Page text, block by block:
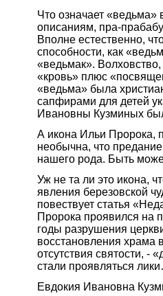
Что означает «ведьма»
описаниям, пра-
Вполне естественно,
способности, как
«ведьмак».
«кровь» плюс
«ведьма» была
сапфирами для детей
Ивановны Кузминых
А икона Ильи Пророка,
необычна, что
нашего рода. Быть
Уж не та ли это икона,
явления березовской
повествует статья
Пророка проявился на
годы разрушения
восстановления храма
отсутствия святости, -
стали проявляться
Евдокия Ивановна